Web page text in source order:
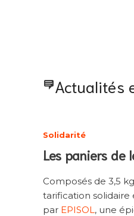
Actualités
Solidarité
Les paniers de
Composés de 3,5
tarification solidaire
par EPISOL, une